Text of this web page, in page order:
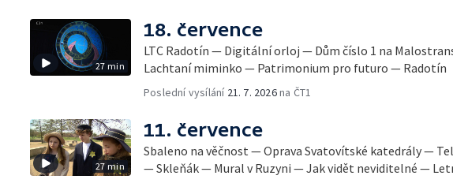
27 min
18. července
LTC Radotín — Digitální orloj — Dům číslo 1 na
Lachtaní miminko — Patrimonium pro futuro — Radotín
Poslední vysílání 21. 7. 2026na ČT1
27 min
11. července
Sbaleno na věčnost — Oprava Svatovítské katedrály —
— Skleňák — Mural v Ruzyni — Jak vidět neviditelné —